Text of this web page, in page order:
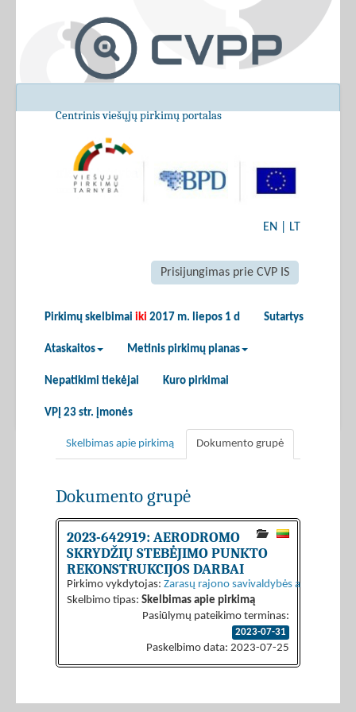
Centrinis viešųjų pirkimų portalas
EN LT
Prisijungimas prie CVP IS
Pirkimų skelbimai iki 2017 m. liepos 1 d Sutartys
Ataskaitos Metinis pirkimų planas
Nepatikimi tiekėjai Kuro pirkimai
VPĮ 23 str. įmonės
Skelbimas apie pirkimą Dokumento grupė
Dokumento grupė
2023-642919: AERODROMO
SKRYDŽIŲ STEBĖJIMO PUNKTO
REKONSTRUKCIJOS DARBAI
Pirkimo vykdytojas: Zarasų rajono savivaldybės
Skelbimo tipas: Skelbimas apie pirkimą
Pasiūlymų pateikimo terminas:
2023-07-31
Paskelbimo data: 2023-07-25